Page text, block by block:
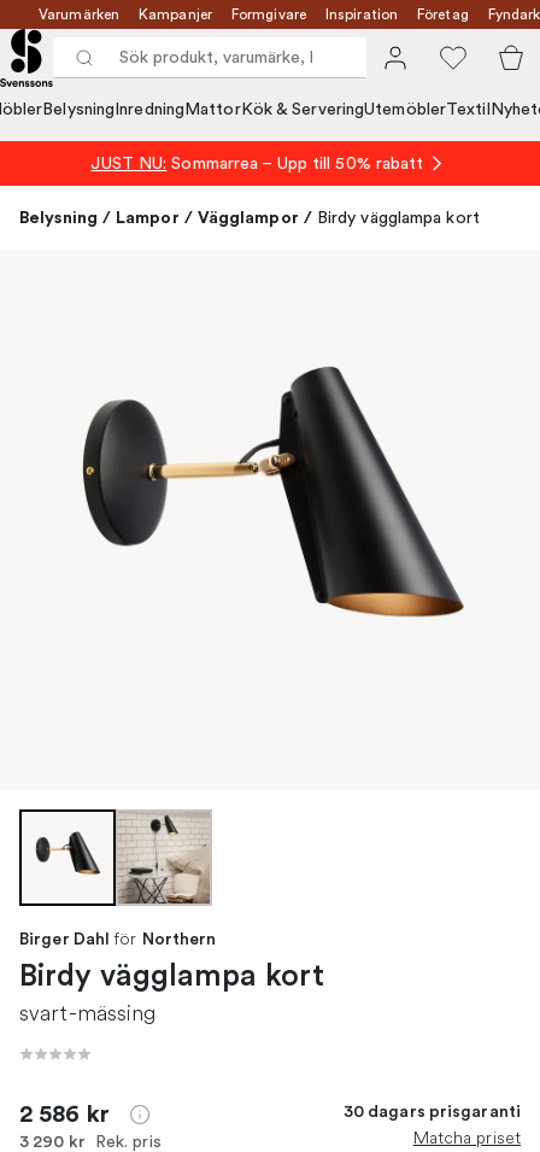
Varumärken Kampanjer Formgivare Inspiration Företag
Belysning Inredning MattorKök & ServeringUtemöblerTextil
JUST NU: Sommarrea – Upp till 50% rabatt
Belysning / Lampor / Vägglampor / Birdy vägglampa kort
Birger Dahl för Northern
Birdy vägglampa kort
svart-mässing
2 586 kr
3 290 kr Rek. pris
30 dagars prisgaranti
Matcha priset